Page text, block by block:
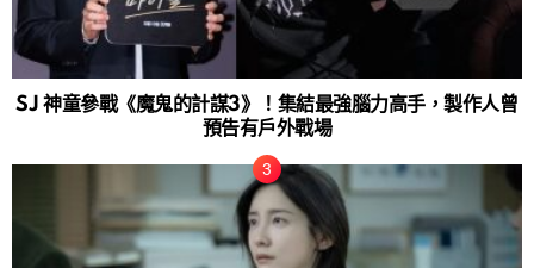
SJ 神童參戰《魔鬼的計謀3》！集結最強腦力高手，製作人曾
預告有戶外戰場